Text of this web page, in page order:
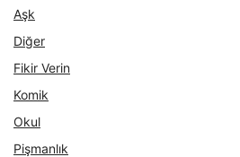
Aşk
Diğer
Fikir Verin
Komik
Okul
Pişmanlık